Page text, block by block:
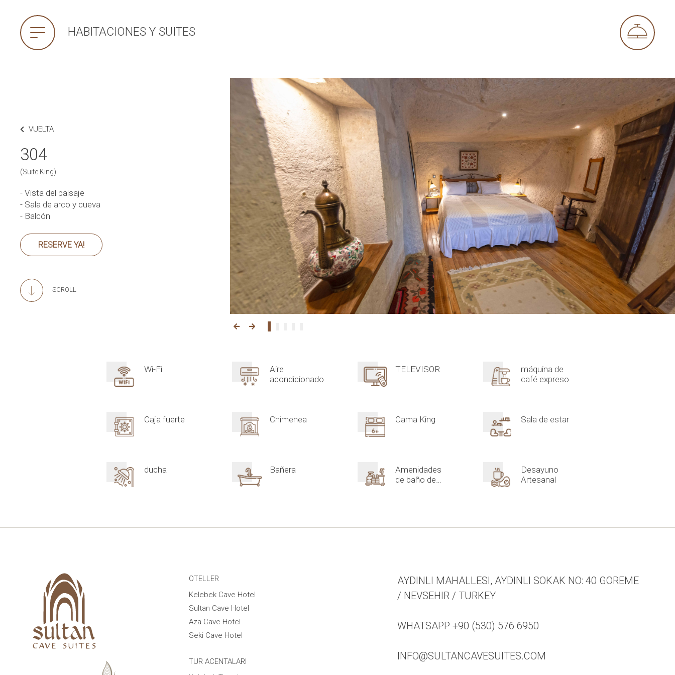
HABITACIONES Y SUITES
VUELTA
304
(Suite King)
- Vista del paisaje
- Sala de arco y cueva
- Balcón
RESERVE YA!
SCROLL
Wi-Fi
Aire
acondicionado
TELEVISOR
máquina de
café expreso
Caja fuerte Chimenea Cama King Sala de estar
ducha Bañera
Amenidades
de baño de
Desayuno
Artesanal
OTELLER
Kelebek Cave Hotel
Sultan Cave Hotel
Aza Cave Hotel
Seki Cave Hotel
TUR ACENTALARI
AYDINLI MAHALLESI, AYDINLI SOKAK NO: 40 GOREME
/ NEVSEHIR / TURKEY
WHATSAPP +90 (530) 576 6950
INFO@SULTANCAVESUITES.COM